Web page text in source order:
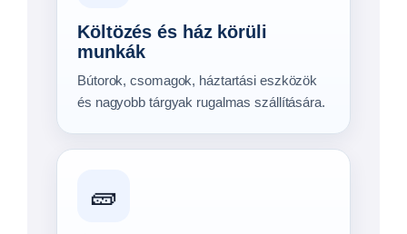
Költözés és ház körüli
munkák
Bútorok, csomagok, háztartási eszközök
és nagyobb tárgyak rugalmas szállítására.
🧱